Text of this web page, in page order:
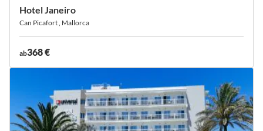
Hotel Janeiro
Can Picafort , Mallorca
ab368 €